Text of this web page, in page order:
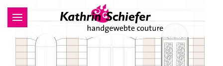
Zum Hauptinhalt springen